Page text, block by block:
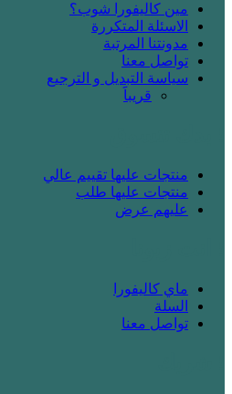
مين كاليفورا شوب؟
الاسئلة المتكررة
مدونتنا المرتبة
تواصل معنا
سياسة التبديل و الترجيع
قريباََ
منتجات عليها تقييم عالي
منتجات عليها طلب
عليهم عرض
ماي كاليفورا
السلة
تواصل معنا